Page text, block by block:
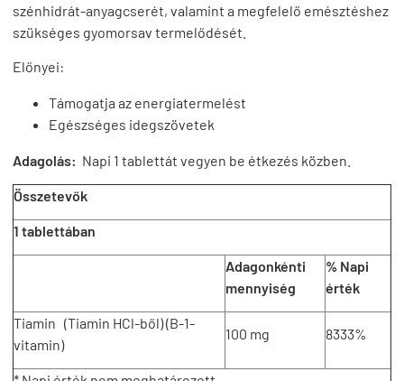
szénhidrát-anyagcserét, valamint a megfelelő emésztéshez
szükséges gyomorsav termelődését.
Előnyei:
Támogatja az energiatermelést
Egészséges idegszövetek
Adagolás: Napi 1 tablettát vegyen be étkezés közben.
Összetevők
1 tablettában
Adagonkénti
mennyiség
% Napi
érték
Tiamin (Tiamin HCl-ből) (B-1-
vitamin)
100 mg 8333%